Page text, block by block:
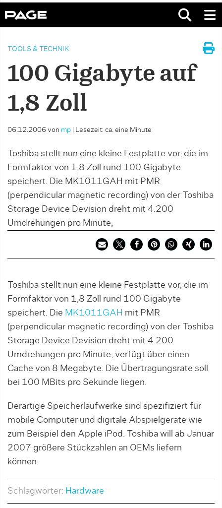
TOOLS & TECHNIK
100 Gigabyte auf
1,8 Zoll
06.12.2006 von mp Lesezeit: ca. eine Minute
Toshiba stellt nun eine kleine Festplatte vor, die im
Formfaktor von 1,8 Zoll rund 100 Gigabyte
speichert. Die MK1011GAH mit PMR
(perpendicular magnetic recording) von der Toshiba
Storage Device Devision dreht mit 4.200
Umdrehungen pro Minute,
Toshiba stellt nun eine kleine Festplatte vor, die im
Formfaktor von 1,8 Zoll rund 100 Gigabyte
speichert. Die MK1011GAH mit PMR
(perpendicular magnetic recording) von der Toshiba
Storage Device Devision dreht mit 4.200
Umdrehungen pro Minute, verfügt über einen
Cache von 8 Megabyte. Die Übertragungsrate soll
bei 100 MBits pro Sekunde liegen.
Derartige Speicherlaufwerke sind spezifiziert für
mobile Computer und digitale Abspielgeräte wie
zum Beispiel den Apple iPod. Toshiba will ab Januar
2007 größere Stückzahlen an OEMs liefern
können.
Schlagwörter: Hardware